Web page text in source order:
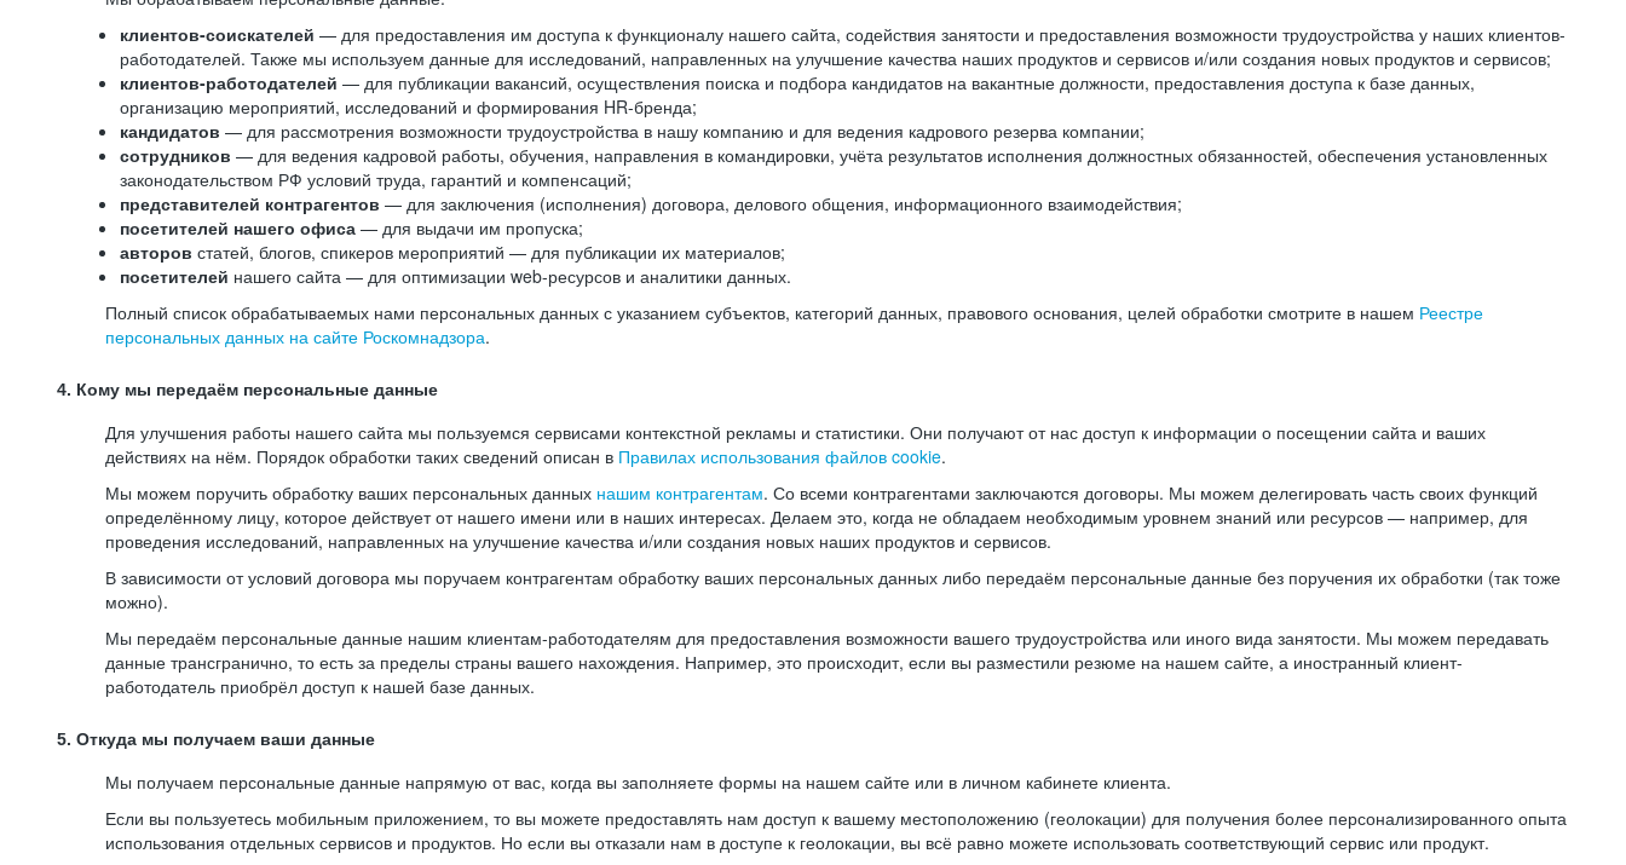
клиентов-соискателей — для предоставления им доступа к функционалу нашего сайта, содействия занятости и предоставления возможности трудоустройства у наших клиентов-
работодателей. Также мы используем данные для исследований, направленных на улучшение качества наших продуктов и сервисов и/или создания новых продуктов и сервисов;
клиентов-работодателей — для публикации вакансий, осуществления поиска и подбора кандидатов на вакантные должности, предоставления доступа к базе данных,
организацию мероприятий, исследований и формирования HR-бренда;
кандидатов — для рассмотрения возможности трудоустройства в нашу компанию и для ведения кадрового резерва компании;
сотрудников — для ведения кадровой работы, обучения, направления в командировки, учёта результатов исполнения должностных обязанностей, обеспечения установленных
законодательством РФ условий труда, гарантий и компенсаций;
представителей контрагентов — для заключения (исполнения) договора, делового общения, информационного взаимодействия;
посетителей нашего офиса — для выдачи им пропуска;
авторов статей, блогов, спикеров мероприятий — для публикации их материалов;
посетителей нашего сайта — для оптимизации web-ресурсов и аналитики данных.
Полный список обрабатываемых нами персональных данных с указанием субъектов, категорий данных, правового основания, целей обработки смотрите в нашем Реестре
персональных данных на сайте Роскомнадзора.
4. Кому мы передаём персональные данные
Для улучшения работы нашего сайта мы пользуемся сервисами контекстной рекламы и статистики. Они получают от нас доступ к информации о посещении сайта и ваших
действиях на нём. Порядок обработки таких сведений описан в Правилах использования файлов cookie.
Мы можем поручить обработку ваших персональных данных нашим контрагентам. Со всеми контрагентами заключаются договоры. Мы можем делегировать часть своих функций
определённому лицу, которое действует от нашего имени или в наших интересах. Делаем это, когда не обладаем необходимым уровнем знаний или ресурсов — например, для
проведения исследований, направленных на улучшение качества и/или создания новых наших продуктов и сервисов.
В зависимости от условий договора мы поручаем контрагентам обработку ваших персональных данных либо передаём персональные данные без поручения их обработки (так тоже
можно).
Мы передаём персональные данные нашим клиентам-работодателям для предоставления возможности вашего трудоустройства или иного вида занятости. Мы можем передавать
данные трансгранично, то есть за пределы страны вашего нахождения. Например, это происходит, если вы разместили резюме на нашем сайте, а иностранный клиент-
работодатель приобрёл доступ к нашей базе данных.
5. Откуда мы получаем ваши данные
Мы получаем персональные данные напрямую от вас, когда вы заполняете формы на нашем сайте или в личном кабинете клиента.
Если вы пользуетесь мобильным приложением, то вы можете предоставлять нам доступ к вашему местоположению (геолокации) для получения более персонализированного опыта
использования отдельных сервисов и продуктов. Но если вы отказали нам в доступе к геолокации, вы всё равно можете использовать соответствующий сервис или продукт.